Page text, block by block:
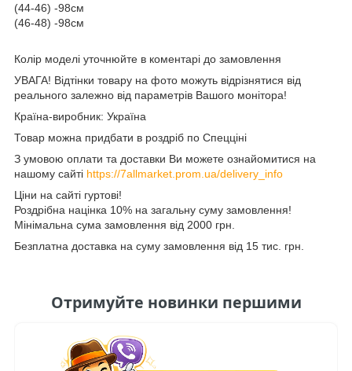
(44-46) -98см
(46-48) -98см
Колір моделі уточнюйте в коментарі до замовлення
УВАГА! Відтінки товару на фото можуть відрізнятися від
реального залежно від параметрів Вашого монітора!
Країна-виробник: Україна
Товар можна придбати в роздріб по Спецціні
З умовою оплати та доставки Ви можете ознайомитися на
нашому сайті https://7allmarket.prom.ua/delivery_info
Ціни на сайті гуртові!
Роздрібна націнка 10% на загальну суму замовлення!
Мінімальна сума замовлення від 2000 грн.
Безплатна доставка на суму замовлення від 15 тис. грн.
Отримуйте новинки першими